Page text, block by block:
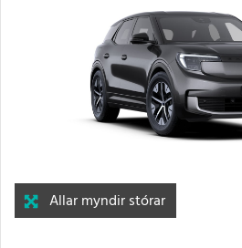
Allar myndir stórar